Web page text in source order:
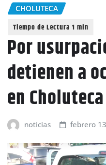
CHOLUTECA
Por
detienen a
en Choluteca
noticias febrero